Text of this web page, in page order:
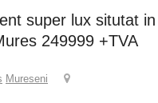
249999 +TVA
Mureseni